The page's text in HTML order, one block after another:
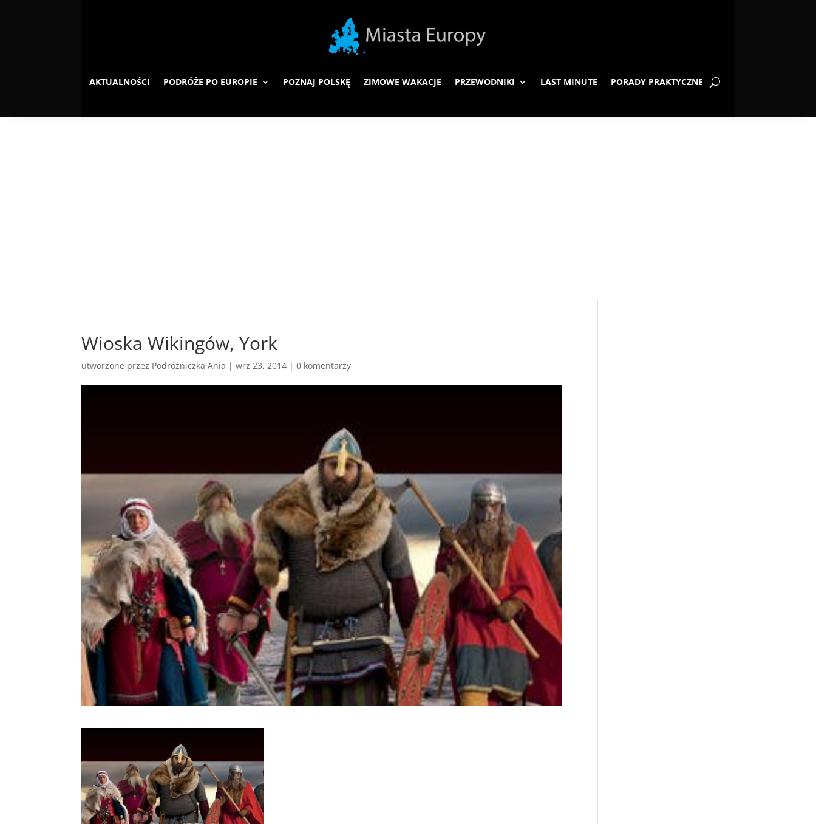
AKTUALNOŚCI PODRÓŻE PO EUROPIE POZNAJ POLSKĘ ZIMOWE WAKACJE PRZEWODNIKI LAST MINUTE PORADY PRAKTYCZNE
Wioska Wikingów, York
utworzone przez Podróżniczka Ania |wrz 23, 2014 |0 komentarzy